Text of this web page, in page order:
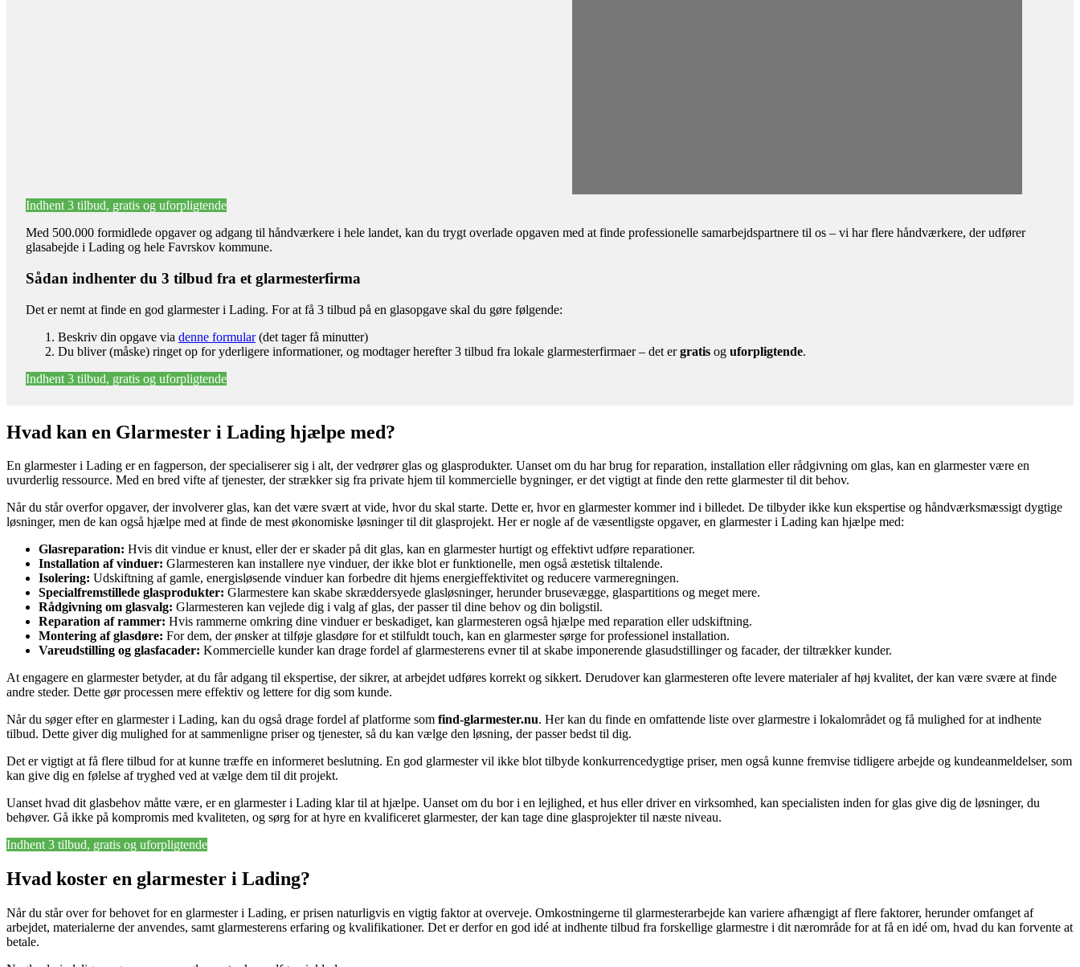
Indhent 3 tilbud, gratis og uforpligtende
Med 500.000 formidlede opgaver og adgang til håndværkere i hele landet, kan du trygt overlade opgaven med at finde professionelle samarbejdspartnere til os – vi har flere håndværkere, der udfører
glasabejde i Lading og hele Favrskov kommune.
Sådan indhenter du 3 tilbud fra et glarmesterfirma
Det er nemt at finde en god glarmester i Lading. For at få 3 tilbud på en glasopgave skal du gøre følgende:
Beskriv din opgave via denne formular(det tager få minutter)
Du bliver (måske) ringet op for yderligere informationer, og modtager herefter 3 tilbud fra lokale glarmesterfirmaer – det ergratis og uforpligtende.
Indhent 3 tilbud, gratis og uforpligtende
Hvad kan en Glarmester i Lading hjælpe med?
En glarmester i Lading er en fagperson, der specialiserer sig i alt, der vedrører glas og glasprodukter. Uanset om du har brug for reparation, installation eller rådgivning om glas, kan en glarmester være en
uvurderlig ressource. Med en bred vifte af tjenester, der strækker sig fra private hjem til kommercielle bygninger, er det vigtigt at finde den rette glarmester til dit behov.
Når du står overfor opgaver, der involverer glas, kan det være svært at vide, hvor du skal starte. Dette er, hvor en glarmester kommer ind i billedet. De tilbyder ikke kun ekspertise og håndværksmæssigt dygtige
løsninger, men de kan også hjælpe med at finde de mest økonomiske løsninger til dit glasprojekt. Her er nogle af de væsentligste opgaver, en glarmester i Lading kan hjælpe med:
Glasreparation: Hvis dit vindue er knust, eller der er skader på dit glas, kan en glarmester hurtigt og effektivt udføre reparationer.
Installation af vinduer: Glarmesteren kan installere nye vinduer, der ikke blot er funktionelle, men også æstetisk tiltalende.
Isolering: Udskiftning af gamle, energisløsende vinduer kan forbedre dit hjems energieffektivitet og reducere varmeregningen.
Specialfremstillede glasprodukter: Glarmestere kan skabe skræddersyede glasløsninger, herunder brusevægge, glaspartitions og meget mere.
Rådgivning om glasvalg: Glarmesteren kan vejlede dig i valg af glas, der passer til dine behov og din boligstil.
Reparation af rammer: Hvis rammerne omkring dine vinduer er beskadiget, kan glarmesteren også hjælpe med reparation eller udskiftning.
Montering af glasdøre: For dem, der ønsker at tilføje glasdøre for et stilfuldt touch, kan en glarmester sørge for professionel installation.
Vareudstilling og glasfacader: Kommercielle kunder kan drage fordel af glarmesterens evner til at skabe imponerende glasudstillinger og facader, der tiltrækker kunder.
At engagere en glarmester betyder, at du får adgang til ekspertise, der sikrer, at arbejdet udføres korrekt og sikkert. Derudover kan glarmesteren ofte levere materialer af høj kvalitet, der kan være svære at finde
andre steder. Dette gør processen mere effektiv og lettere for dig som kunde.
Når du søger efter en glarmester i Lading, kan du også drage fordel af platforme som find-glarmester.nu. Her kan du finde en omfattende liste over glarmestre i lokalområdet og få mulighed for at indhente
tilbud. Dette giver dig mulighed for at sammenligne priser og tjenester, så du kan vælge den løsning, der passer bedst til dig.
Det er vigtigt at få flere tilbud for at kunne træffe en informeret beslutning. En god glarmester vil ikke blot tilbyde konkurrencedygtige priser, men også kunne fremvise tidligere arbejde og kundeanmeldelser, som
kan give dig en følelse af tryghed ved at vælge dem til dit projekt.
Uanset hvad dit glasbehov måtte være, er en glarmester i Lading klar til at hjælpe. Uanset om du bor i en lejlighed, et hus eller driver en virksomhed, kan specialisten inden for glas give dig de løsninger, du
behøver. Gå ikke på kompromis med kvaliteten, og sørg for at hyre en kvalificeret glarmester, der kan tage dine glasprojekter til næste niveau.
Indhent 3 tilbud, gratis og uforpligtende
Hvad koster en glarmester i Lading?
Når du står over for behovet for en glarmester i Lading, er prisen naturligvis en vigtig faktor at overveje. Omkostningerne til glarmesterarbejde kan variere afhængigt af flere faktorer, herunder omfanget af
arbejdet, materialerne der anvendes, samt glarmesterens erfaring og kvalifikationer. Det er derfor en god idé at indhente tilbud fra forskellige glarmestre i dit nærområde for at få en idé om, hvad du kan forvente at
betale.